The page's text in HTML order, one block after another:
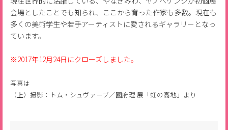
会場としたことでも知られ、ここから育った作家も多数。現在も
多くの美術学生や若手アーティストに愛されるギャラリーとなっ
ています。
※2017年12月24日にクローズしました。
写真は
（上）撮影：トム・シュヴァーブ／國府理 展「虹の高地」より